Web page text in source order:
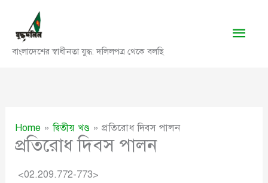
content
বাংলাদেশের স্বাধীনতা যুদ্ধ: দলিলপত্র থেকে বলছি
Main
Home দ্বিতীয় খণ্ড প্রতিরোধ দিবস পালন
প্রতিরোধ দিবস পালন
<02.209.772-773>